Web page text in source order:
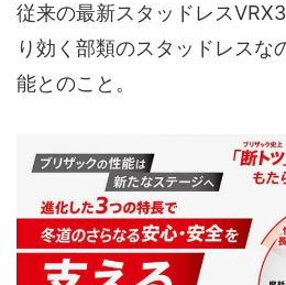
従来の最新スタッドレス
り効く部類のスタッドレスな
能とのこと。